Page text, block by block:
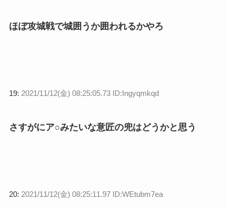
ほぼ攻城戦で城囲うか囲われるかやろ
19: 2021/11/12(金) 08:25:05.73 ID:Ingyqmkqd
さすがにア○みたいな意匠の兜はどうかと思う
20: 2021/11/12(金) 08:25:11.97 ID:WEtubm7ea